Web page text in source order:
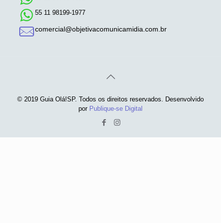
55 11 98199-1977
comercial@objetivacomunicamidia.com.br
© 2019 Guia Olá!SP. Todos os direitos reservados. Desenvolvido
por Publique-se Digital